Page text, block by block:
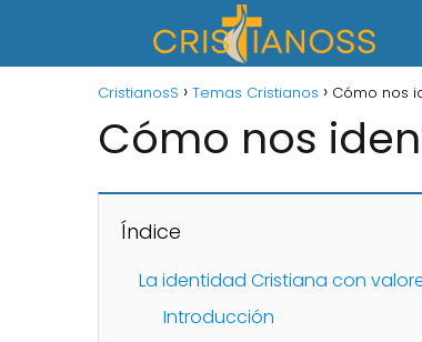
CristianosS Temas Cristianos Cómo nos
Cómo nos
Índice
La identidad Cristiana con
Introducción